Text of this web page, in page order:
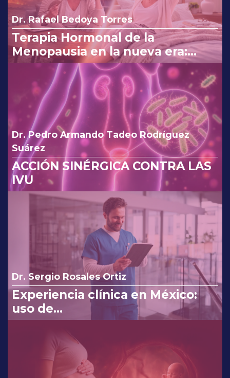
Dr. Rafael Bedoya Torres
Terapia Hormonal de la
Menopausia en la nueva era:
reinterpretando los cambios de
la FDA.
Dr. Pedro Armando Tadeo Rodríguez
Suárez
ACCIÓN SINÉRGICA CONTRA LAS
IVU
Dr. Sergio Rosales Ortiz
Experiencia clínica en México:
uso de
clindamicina/ketoconazol/lidocaí
na en el tratamiento de
infecciones vaginales.